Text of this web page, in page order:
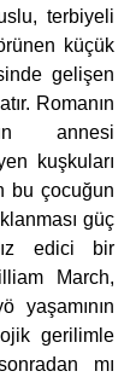
terbiyeli
küçük
gelişen
Romanın
annesi
kuşkuları
bu çocuğun
güç
edici bir
March,
yaşamının
gerilimle
mı